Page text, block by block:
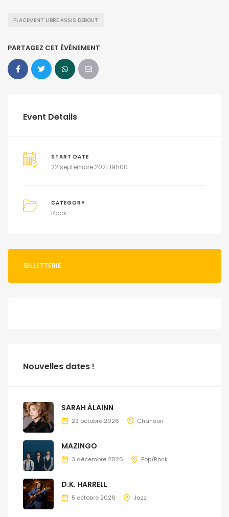
PLACEMENT LIBRE ASSIS DEBOUT
PARTAGEZ CET ÉVÈNEMENT
Event Details
START DATE
22 septembre 2021 19h00
CATEGORY
Rock
BILLETTERIE
Nouvelles dates !
SARAH ÀLAINN
29 octobre 2026 Chanson
MAZINGO
3 décembre 2026 Pop/Rock
D.K. HARRELL
5 octobre 2026 Jazz